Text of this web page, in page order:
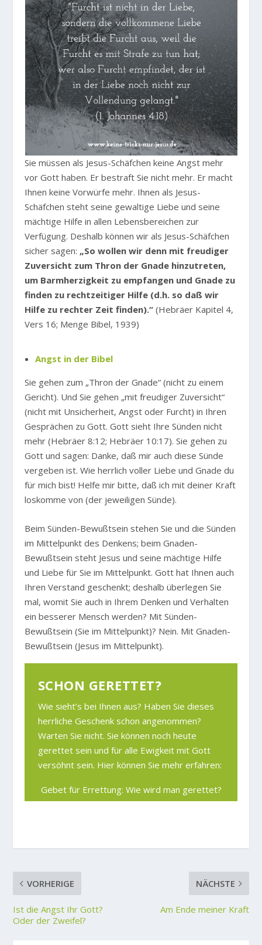
Sie müssen als Jesus-Schäfchen keine Angst mehr
vor Gott haben. Er bestraft Sie nicht mehr. Er macht
Ihnen keine Vorwürfe mehr. Ihnen als Jesus-
Schäfchen steht seine gewaltige Liebe und seine
mächtige Hilfe in allen Lebensbereichen zur
Verfügung. Deshalb können wir als Jesus-Schäfchen
sicher sagen: „So wollen wir denn mit freudiger
Zuversicht zum Thron der Gnade hinzutreten,
um Barmherzigkeit zu empfangen und Gnade zu
finden zu rechtzeitiger Hilfe (d.h. so daß wir
Hilfe zu rechter Zeit finden).“ (Hebräer Kapitel 4,
Vers 16; Menge Bibel, 1939)
Angst in der Bibel
Sie gehen zum „Thron der Gnade“ (nicht zu einem
Gericht). Und Sie gehen „mit freudiger Zuversicht“
(nicht mit Unsicherheit, Angst oder Furcht) in Ihren
Gesprächen zu Gott. Gott sieht Ihre Sünden nicht
mehr (Hebräer 8:12; Hebräer 10:17). Sie gehen zu
Gott und sagen: Danke, daß mir auch diese Sünde
vergeben ist. Wie herrlich voller Liebe und Gnade du
für mich bist! Helfe mir bitte, daß ich mit deiner Kraft
loskomme von (der jeweiligen Sünde).
Beim Sünden-Bewußtsein stehen Sie und die Sünden
im Mittelpunkt des Denkens; beim Gnaden-
Bewußtsein steht Jesus und seine mächtige Hilfe
und Liebe für Sie im Mittelpunkt. Gott hat Ihnen auch
Ihren Verstand geschenkt; deshalb überlegen Sie
mal, womit Sie auch in Ihrem Denken und Verhalten
ein besserer Mensch werden? Mit Sünden-
Bewußtsein (Sie im Mittelpunkt)? Nein. Mit Gnaden-
Bewußtsein (Jesus im Mittelpunkt).
SCHON GERETTET?
Wie sieht’s bei Ihnen aus? Haben Sie dieses
herrliche Geschenk schon angenommen?
Warten Sie nicht. Sie können noch heute
gerettet sein und für alle Ewigkeit mit Gott
versöhnt sein. Hier können Sie mehr erfahren:
Gebet für Errettung: Wie wird man gerettet?
VORHERIGE
Ist die Angst Ihr Gott?
Oder der Zweifel?
NÄCHSTE
Am Ende meiner Kraft